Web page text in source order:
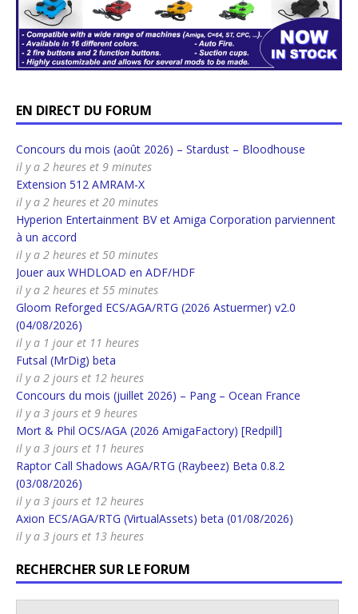
EN DIRECT DU FORUM
Concours du mois (août 2026) – Stardust – Bloodhouse
il y a 2 heures et 9 minutes
Extension 512 AMRAM-X
il y a 2 heures et 20 minutes
Hyperion Entertainment BV et Amiga Corporation parviennent
à un accord
il y a 2 heures et 50 minutes
Jouer aux WHDLOAD en ADF/HDF
il y a 2 heures et 55 minutes
Gloom Reforged ECS/AGA/RTG (2026 Astuermer) v2.0
(04/08/2026)
il y a 1 jour et 11 heures
Futsal (MrDig) beta
il y a 2 jours et 12 heures
Concours du mois (juillet 2026) – Pang – Ocean France
il y a 3 jours et 9 heures
Mort & Phil OCS/AGA (2026 AmigaFactory) [Redpill]
il y a 3 jours et 11 heures
Raptor Call Shadows AGA/RTG (Raybeez) Beta 0.8.2
(03/08/2026)
il y a 3 jours et 12 heures
Axion ECS/AGA/RTG (VirtualAssets) beta (01/08/2026)
il y a 3 jours et 13 heures
RECHERCHER SUR LE FORUM